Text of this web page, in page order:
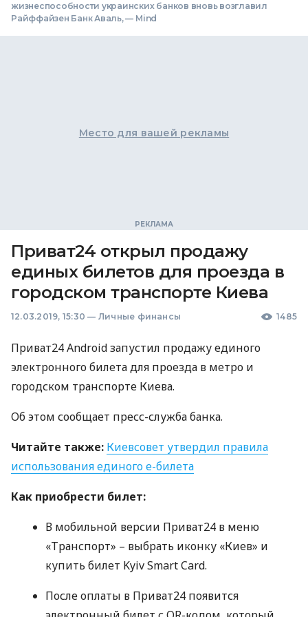
жизнеспособности украинских банков вновь возглавил
Райффайзен Банк Аваль, — Mind
Место для вашей рекламы
Приват24 открыл продажу
единых билетов для проезда в
городском транспорте Киева
12.03.2019, 15:30 — Личные финансы 1485
Приват24 Android запустил продажу единого
электронного билета для проезда в метро и
городском транспорте Киева.
Об этом сообщает пресс-служба банка.
Читайте также: Киевсовет утвердил правила
использования единого е-билета
Как приобрести билет:
В мобильной версии Приват24 в меню
«Транспорт» – выбрать иконку «Киев» и
купить билет Kyiv Smart Card.
После оплаты в Приват24 появится